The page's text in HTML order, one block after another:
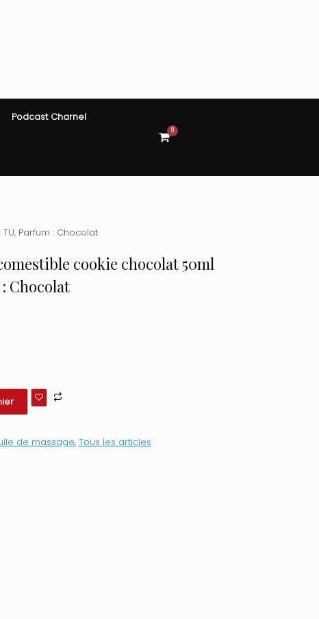
Podcast Charnel
View
shopping
0
Parfum : Chocolat
cookie chocolat 50ml
Chocolat
de massage, Tous les articles